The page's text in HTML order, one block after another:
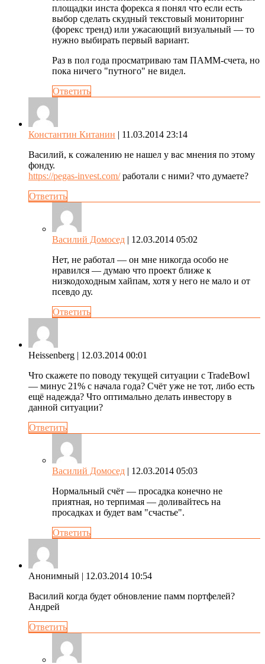
площадки инста форекса я понял что если есть
выбор сделать скудный текстовый мониторинг
(форекс тренд) или ужасающий визуальный — то
нужно выбирать первый вариант.
Раз в пол года просматриваю там ПАММ-счета, но
пока ничего "путного" не видел.
Ответить
Константин Китанин | 11.03.2014 23:14
Василий, к сожалению не нашел у вас мнения по этому
фонду.
https://pegas-invest.com/работали с ними? что думаете?
Ответить
Василий Домосед | 12.03.2014 05:02
Нет, не работал — он мне никогда особо не
нравился — думаю что проект ближе к
низкодоходным хайпам, хотя у него не мало и от
псевдо ду.
Ответить
Heissenberg | 12.03.2014 00:01
Что скажете по поводу текущей ситуации с TradeBowl
— минус 21% с начала года? Счёт уже не тот, либо есть
ещё надежда? Что оптимально делать инвестору в
данной ситуации?
Ответить
Василий Домосед | 12.03.2014 05:03
Нормальный счёт — просадка конечно не
приятная, но терпимая — доливайтесь на
просадках и будет вам "счастье".
Ответить
Анонимный | 12.03.2014 10:54
Василий когда будет обновление памм портфелей?
Андрей
Ответить